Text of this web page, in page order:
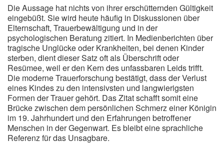
Die Aussage hat nichts von ihrer erschütternden Gültigkeit
eingebüßt. Sie wird heute häufig in Diskussionen über
Elternschaft, Trauerbewältigung und in der
psychologischen Beratung zitiert. In Medienberichten über
tragische Unglücke oder Krankheiten, bei denen Kinder
sterben, dient dieser Satz oft als Überschrift oder
Resümee, weil er den Kern des unfassbaren Leids trifft.
Die moderne Trauerforschung bestätigt, dass der Verlust
eines Kindes zu den intensivsten und langwierigsten
Formen der Trauer gehört. Das Zitat schafft somit eine
Brücke zwischen dem persönlichen Schmerz einer Königin
im 19. Jahrhundert und den Erfahrungen betroffener
Menschen in der Gegenwart. Es bleibt eine sprachliche
Referenz für das Unsagbare.